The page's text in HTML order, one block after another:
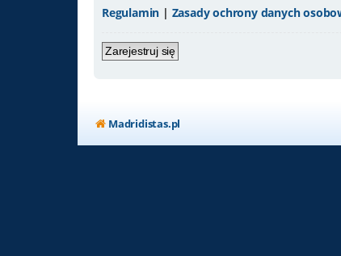
Regulamin | Zasady ochrony danych
Zarejestruj się
Madridistas.pl